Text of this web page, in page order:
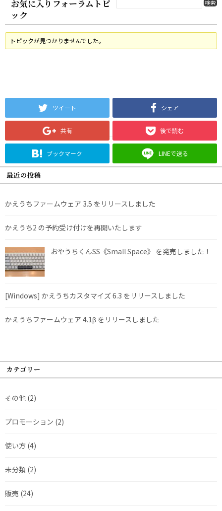
お気に入りフォーラムトピ
ック
トピックが見つかりませんでした。
ツイート シェア
共有 後で読む
ブックマーク LINEで送る
最近の投稿
かえうちファームウェア 3.5 をリリースしました
かえうち2 の予約受け付けを再開いたします
おやうちくんSS《Small Space》 を発売しました！
[Windows] かえうちカスタマイズ 6.3 をリリースしました
かえうちファームウェア 4.1β をリリースしました
カテゴリー
その他 (2)
プロモーション (2)
使い方 (4)
未分類 (2)
販売 (24)